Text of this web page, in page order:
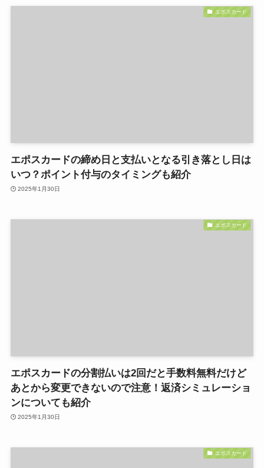
エポスカード
エポスカードの締め日と支払いとなる引き落とし日は
いつ？ポイント付与のタイミングも紹介
2025年1月30日
エポスカード
エポスカードの分割払いは2回だと手数料無料だけど
あとから変更できないので注意！返済シミュレーショ
ンについても紹介
2025年1月30日
エポスカード